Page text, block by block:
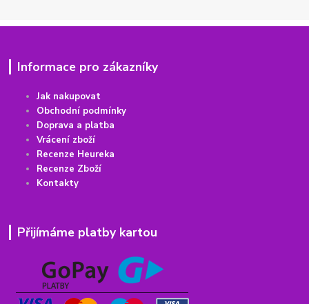
Informace pro zákazníky
Jak nakupovat
Obchodní podmínky
Doprava a platba
Vrácení zboží
Recenze Heureka
Recenze Zboží
Kontakty
Přijímáme platby kartou